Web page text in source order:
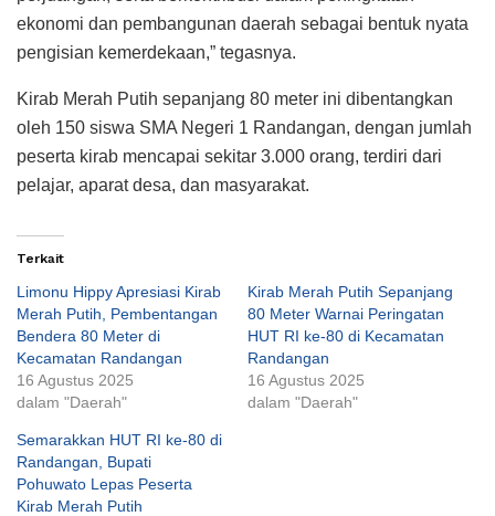
ekonomi dan pembangunan daerah sebagai bentuk nyata
pengisian kemerdekaan,” tegasnya.
Kirab Merah Putih sepanjang 80 meter ini dibentangkan
oleh 150 siswa SMA Negeri 1 Randangan, dengan jumlah
peserta kirab mencapai sekitar 3.000 orang, terdiri dari
pelajar, aparat desa, dan masyarakat.
Terkait
Limonu Hippy Apresiasi Kirab
Merah Putih, Pembentangan
Bendera 80 Meter di
Kecamatan Randangan
16 Agustus 2025
dalam "Daerah"
Kirab Merah Putih Sepanjang
80 Meter Warnai Peringatan
HUT RI ke-80 di Kecamatan
Randangan
16 Agustus 2025
dalam "Daerah"
Semarakkan HUT RI ke-80 di
Randangan, Bupati
Pohuwato Lepas Peserta
Kirab Merah Putih